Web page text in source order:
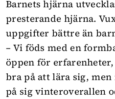
Barnets hjärna
presterande hjärna.
uppgifter bättre än
– Vi föds med en
öppen för
bra på att lära sig,
på sig vinteroverallen